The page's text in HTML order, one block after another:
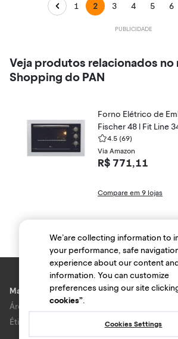
1 2 3 4 5 6
Veja produtos relacionados no
Shopping do PAN
Forno Elétrico de
Fischer 48 l Fit Line
-9548
4.5 (69)
Via Amazon
R$ 771,11
Compare em 9 lojas
Marcas e lojas
Área do anunciante
Ética e Integridade
We’are collecting information to
your performance, safe
experience about our content
information. You can customize
preferences using our site
cookies”.
Cookies Settings